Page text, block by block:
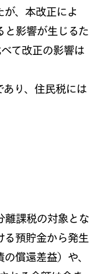
が、本改正によ
と影響が生じるた
て改正の影響は
あり、住民税には
離課税の対象とな
る預貯金から発生
償還差益）や、